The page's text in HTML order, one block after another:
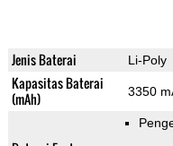
Jenis Baterai Li-Poly
Kapasitas Baterai
(mAh)
3350